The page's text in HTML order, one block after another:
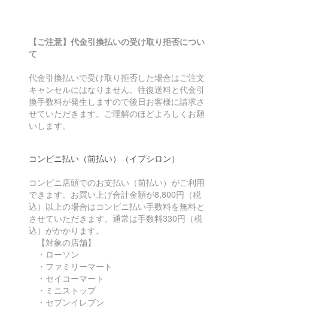
【ご注意】代金引換払いの受け取り拒否につい
て
代金引換払いで受け取り拒否した場合はご注文
キャンセルにはなりません。往復送料と代金引
換手数料が発生しますので後日お客様に請求さ
せていただきます。ご理解のほどよろしくお願
いします。
コンビニ払い（前払い）（イプシロン）
コンビニ店頭でのお支払い（前払い）がご利用
できます。お買い上げ合計金額が8,800円（税
込）以上の場合はコンビニ払い手数料を無料と
させていただきます。通常は手数料330円（税
込）がかかります。
【対象の店舗】
・ローソン
・ファミリーマート
・セイコーマート
・ミニストップ
・セブンイレブン